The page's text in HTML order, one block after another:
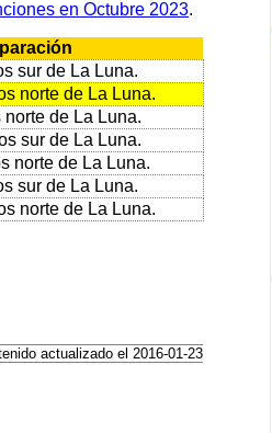
en Octubre 2023.
sur de La Luna.
norte de La Luna.
de La Luna.
sur de La Luna.
norte de La Luna.
sur de La Luna.
norte de La Luna.
actualizado el 2016-01-23